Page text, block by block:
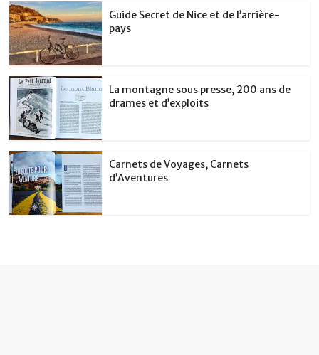
Guide Secret de Nice et de l’arrière-
pays
La montagne sous presse, 200 ans de
drames et d’exploits
Carnets de Voyages, Carnets
d’Aventures